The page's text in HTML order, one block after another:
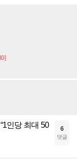
인당 최대 50
6
댓글